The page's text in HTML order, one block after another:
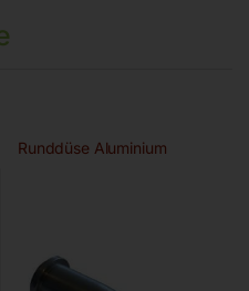
Runddüse Aluminium